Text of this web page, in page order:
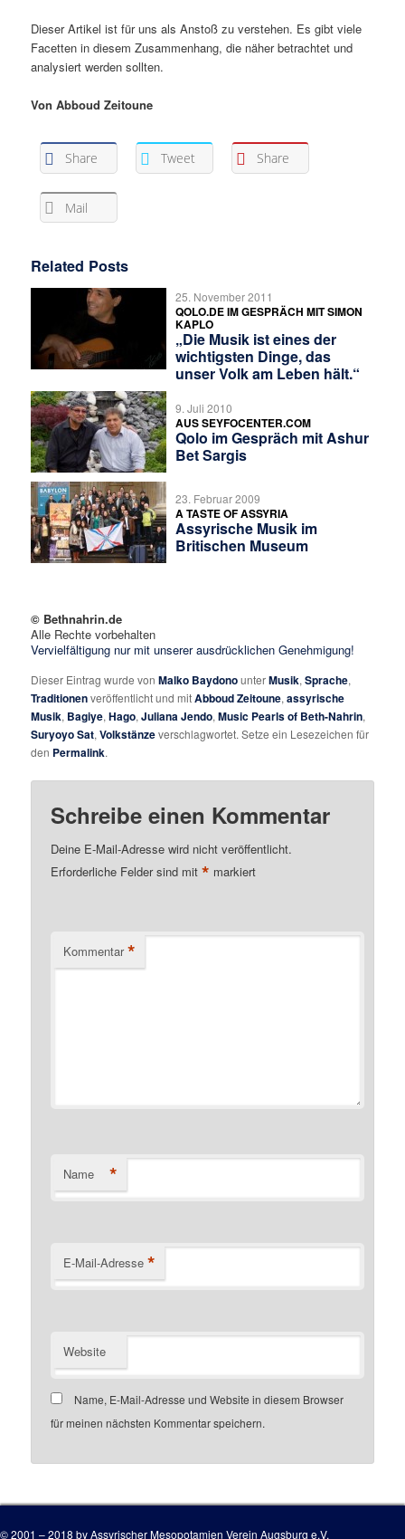
Dieser Artikel ist für uns als Anstoß zu verstehen. Es gibt viele
Facetten in diesem Zusammenhang, die näher betrachtet und
analysiert werden sollten.
Von Abboud Zeitoune
Share Tweet Share
Mail
Related Posts
25. November 2011
QOLO.DE IM GESPRÄCH MIT SIMON
KAPLO
„Die Musik ist eines der
wichtigsten Dinge, das
unser Volk am Leben hält.“
9. Juli 2010
AUS SEYFOCENTER.COM
Qolo im Gespräch mit Ashur
Bet Sargis
23. Februar 2009
A TASTE OF ASSYRIA
Assyrische Musik im
Britischen Museum
© Bethnahrin.de
Alle Rechte vorbehalten
Vervielfältigung nur mit unserer ausdrücklichen Genehmigung!
Dieser Eintrag wurde vonMalko BaydonounterMusik,Sprache,
Traditionenveröffentlicht und mitAbboud Zeitoune,assyrische
Musik, Bagiye,Hago,Juliana Jendo,Music Pearls of Beth-Nahrin,
Suryoyo Sat,Volkstänzeverschlagwortet. Setze ein Lesezeichen für
den Permalink.
Schreibe einen Kommentar
Deine E-Mail-Adresse wird nicht veröffentlicht.
Erforderliche Felder sind mit* markiert
Kommentar *
Name *
E-Mail-Adresse *
Website
Name, E-Mail-Adresse und Website in diesem Browser
für meinen nächsten Kommentar speichern.
© 2001 – 2018 by Assyrischer Mesopotamien Verein Augsburg e.V.